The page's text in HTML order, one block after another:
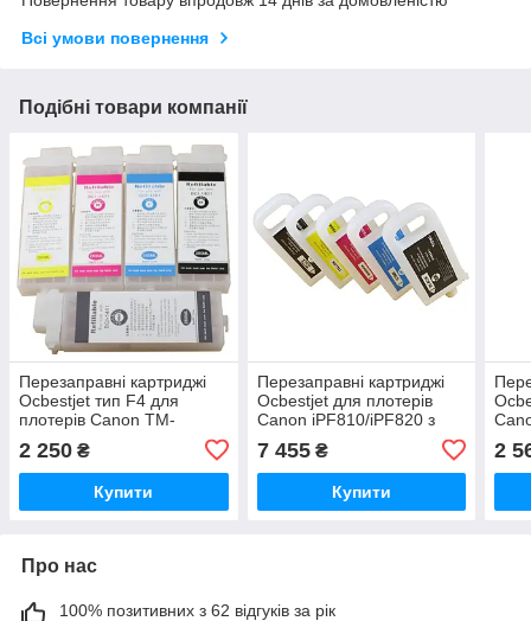
Всі умови повернення
Подібні товари компанії
Перезаправні картриджі
Ocbestjet тип F4 для
плотерів Canon TM-
200/300 без чипів (5 шт. по
260 мл)
2 250 ₴
Купити
Перезаправні картриджі
Ocbestjet для плотерів
Canon iPF810/iPF820 з
чипами (5 шт. по 700 мл)
7 455₴
Купити
2
Про нас
100% позитивних з 62 відгуків за рік